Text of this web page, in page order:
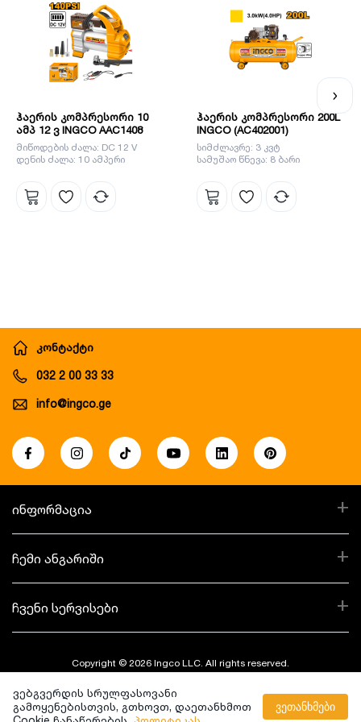
ვიზუალურად და ფუნქციურად სრულყოფილი და
ეფექტიანად ასრულებს ნებისმიერ სამუშაოს. ინგკოს
გუნდს მიაჩნია, რომ ყველაზე მნიშვნელოვანია დეტალები,
სწორედ ეს დეტალები ეხმარება ბრენდს გახდეს ლიდერი
ბაზარზე.
ჰაერის კომპრესორი 10
ამპ 12 ვ INGCO AAC1408
მიწოდების ძალა: DC 12 V
დენის ძალა: 10 ამპერი
ჰაერის კომპრესორი 200L
INGCO (AC402001)
სიმძლავრე: 3 კვტ
სამუშაო წნევა: 8 ბარი
კონტაქტი
032 2 00 33 33
info@ingco.ge
+
ინფორმაცია
+
ჩემი ანგარიში
+
ჩვენი სერვისები
Copyright © 2026 Ingco LLC. All rights reserved.
Created By:
ვებგვერდის სრულფასოვანი
გამოყენებისთვის, გთხოვთ, დაეთანხმოთ
ვეთანხმები